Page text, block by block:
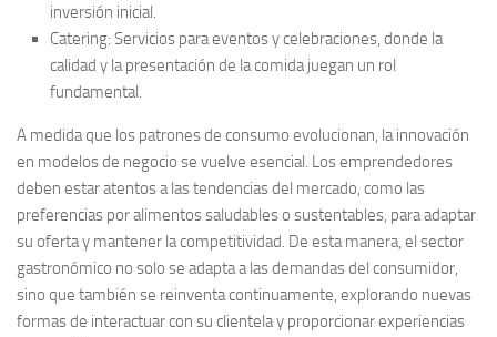
inversión inicial.
Catering: Servicios para eventos y celebraciones, donde la
calidad y la presentación de la comida juegan un rol
fundamental.
A medida que los patrones de consumo evolucionan, la innovación
en modelos de negocio se vuelve esencial. Los emprendedores
deben estar atentos a las tendencias del mercado, como las
preferencias por alimentos saludables o sustentables, para adaptar
su oferta y mantener la competitividad. De esta manera, el sector
gastronómico no solo se adapta a las demandas del consumidor,
sino que también se reinventa continuamente, explorando nuevas
formas de interactuar con su clientela y proporcionar experiencias